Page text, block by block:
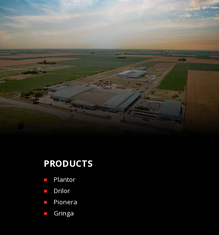
PRODUCTS
Plantor
Drilor
Pionera
Gringa